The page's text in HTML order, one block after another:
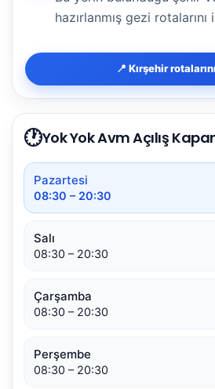
hazırlanmış gezi
📍 Kırşehir
🕐Yok Yok Avm Açılış
Pazartesi
08:30 – 20:30
Salı
08:30 – 20:30
Çarşamba
08:30 – 20:30
Perşembe
08:30 – 20:30